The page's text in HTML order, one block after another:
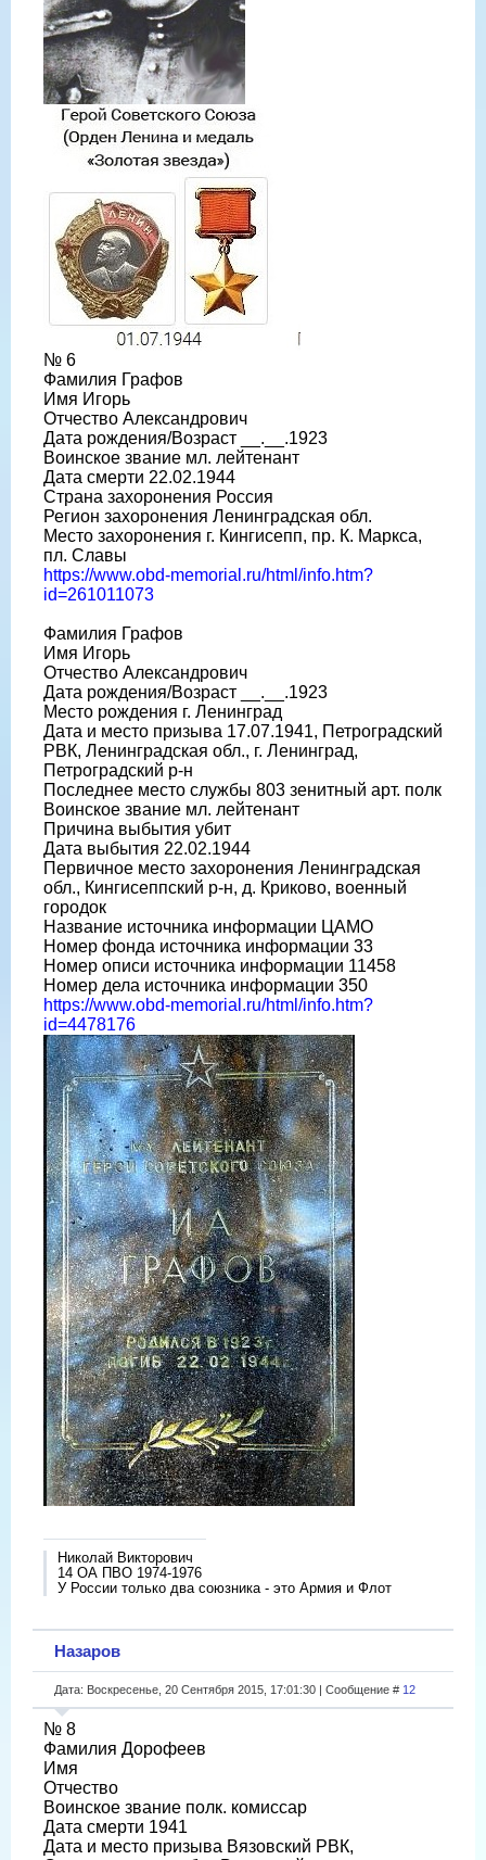
№ 6
Фамилия Графов
Имя Игорь
Отчество Александрович
Дата рождения/Возраст __.__.1923
Воинское звание мл. лейтенант
Дата смерти 22.02.1944
Страна захоронения Россия
Регион захоронения Ленинградская обл.
Место захоронения г. Кингисепп, пр. К. Маркса,
пл. Славы
https://www.obd-memorial.ru/html/info.htm?
id=261011073
Фамилия Графов
Имя Игорь
Отчество Александрович
Дата рождения/Возраст __.__.1923
Место рождения г. Ленинград
Дата и место призыва 17.07.1941, Петроградский
РВК, Ленинградская обл., г. Ленинград,
Петроградский р-н
Последнее место службы 803 зенитный арт. полк
Воинское звание мл. лейтенант
Причина выбытия убит
Дата выбытия 22.02.1944
Первичное место захоронения Ленинградская
обл., Кингисеппский р-н, д. Криково, военный
городок
Название источника информации ЦАМО
Номер фонда источника информации 33
Номер описи источника информации 11458
Номер дела источника информации 350
https://www.obd-memorial.ru/html/info.htm?
id=4478176
Николай Викторович
14 ОА ПВО 1974-1976
У России только два союзника - это Армия и Флот
Назаров
Дата: Воскресенье, 20 Сентября 2015, 17:01:30 | Сообщение # 12
№ 8
Фамилия Дорофеев
Имя
Отчество
Воинское звание полк. комиссар
Дата смерти 1941
Дата и место призыва Вязовский РВК,